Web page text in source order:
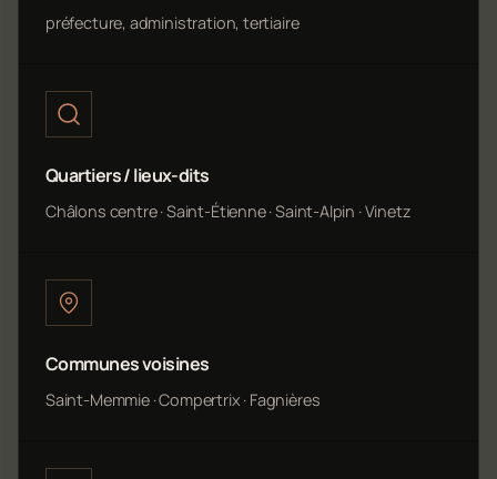
préfecture, administration, tertiaire
Quartiers / lieux-dits
Châlons centre · Saint-Étienne · Saint-Alpin · Vinetz
Communes voisines
Saint-Memmie · Compertrix · Fagnières